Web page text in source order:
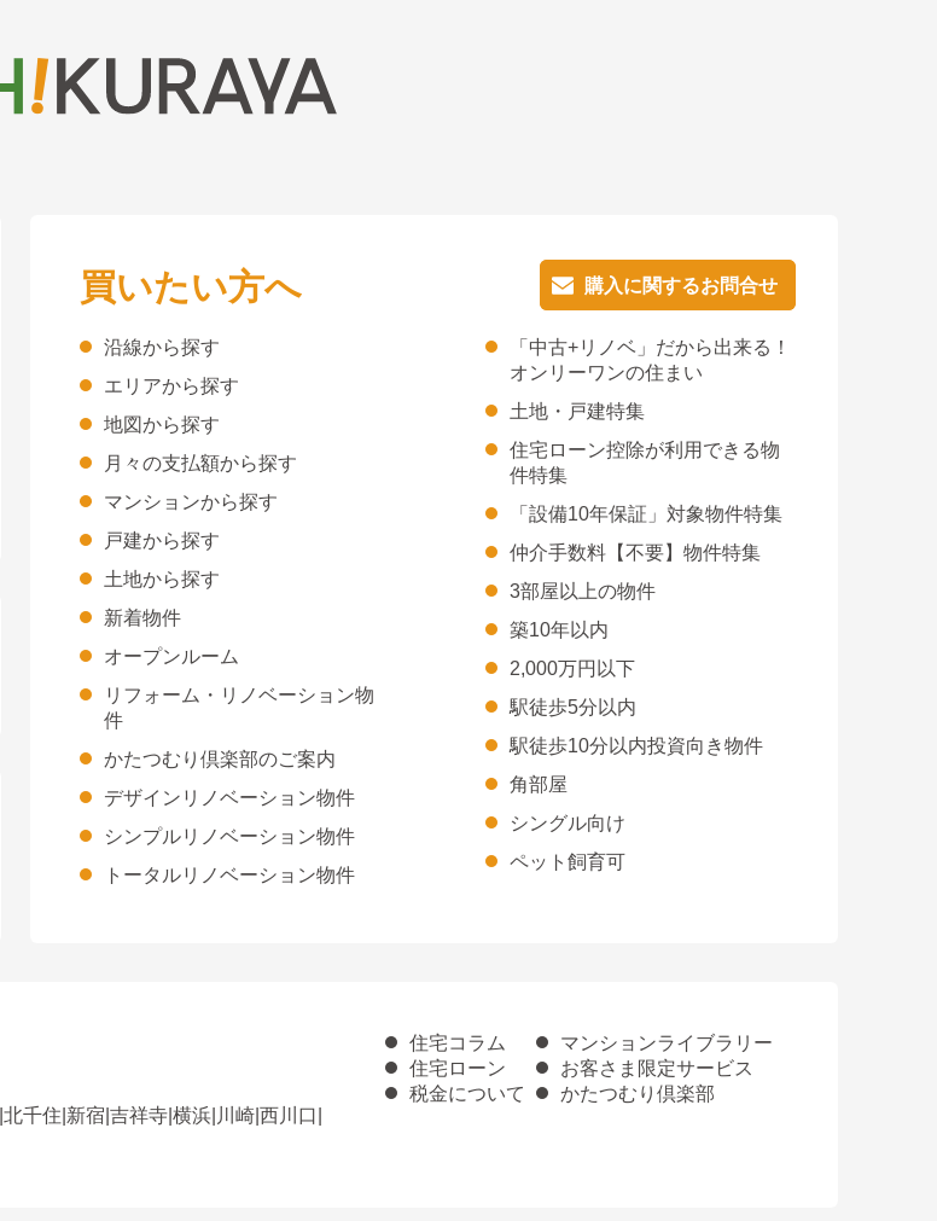
購入に関するお問合せ
買いたい方へ 購入に関するお問合せ
沿線から探す
エリアから探す
地図から探す
月々の支払額から探す
マンションから探す
戸建から探す
土地から探す
新着物件
オープンルーム
リフォーム・リノベーション物
件
かたつむり倶楽部のご案内
デザインリノベーション物件
シンプルリノベーション物件
トータルリノベーション物件
「中古+リノベ」だから出来る！
オンリーワンの住まい
土地・戸建特集
住宅ローン控除が利用できる物
件特集
「設備10年保証」対象物件特集
仲介手数料【不要】物件特集
3部屋以上の物件
築10年以内
2,000万円以下
駅徒歩5分以内
駅徒歩10分以内投資向き物件
角部屋
シングル向け
ペット飼育可
北千住 新宿 吉祥寺 横浜 川崎 西川口
住宅コラム
マンションライブラリー
住宅ローン
お客さま限定サービス
税金について
かたつむり倶楽部